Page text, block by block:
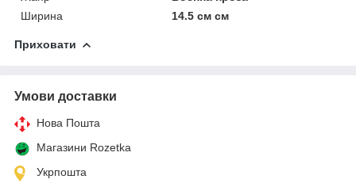
Ширина
14.5 см см
Приховати
Умови доставки
Нова Пошта
Магазини Rozetka
Укрпошта